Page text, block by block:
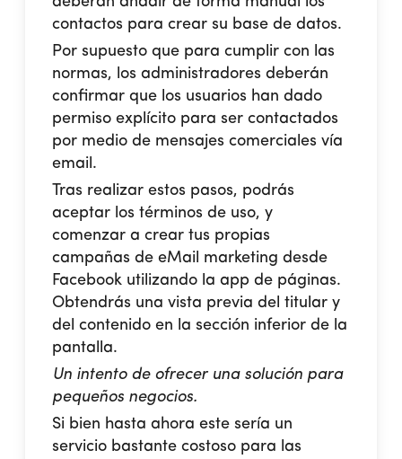
contactos para crear su base de datos.
Por supuesto que para cumplir con las
normas, los administradores deberán
confirmar que los usuarios han dado
permiso explícito para ser contactados
por medio de mensajes comerciales vía
email.
Tras realizar estos pasos, podrás
aceptar los términos de uso, y
comenzar a crear tus propias
campañas de eMail marketing desde
Facebook utilizando la app de páginas.
Obtendrás una vista previa del titular y
del contenido en la sección inferior de la
pantalla.
Un intento de ofrecer una solución para
pequeños negocios.
Si bien hasta ahora este sería un
servicio bastante costoso para las